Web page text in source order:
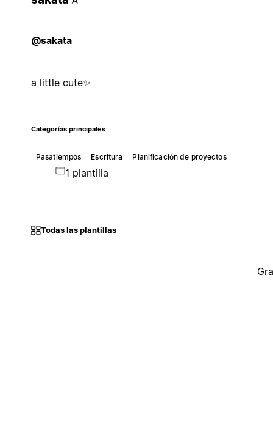
@sakata
a little cute✨
Categorías principales
Pasatiempos Escritura Planificación de proyectos
1 plantilla
Todas las plantillas